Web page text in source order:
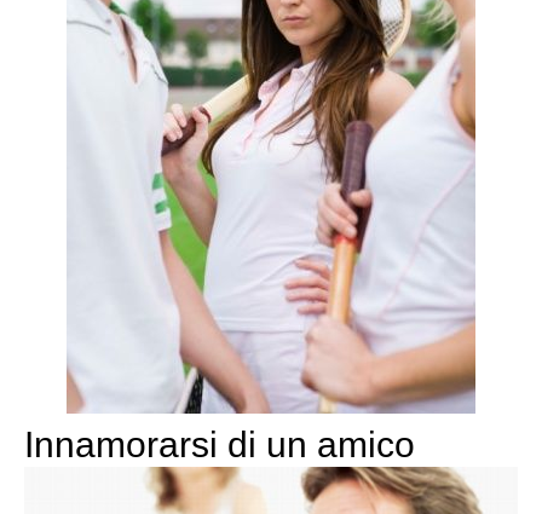
Innamorarsi di un amico